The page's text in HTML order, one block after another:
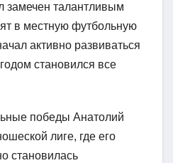
замечен талантливым
в местную футбольную
активно развиваться
становился все
победы Анатолий
лиге, где его
становилась